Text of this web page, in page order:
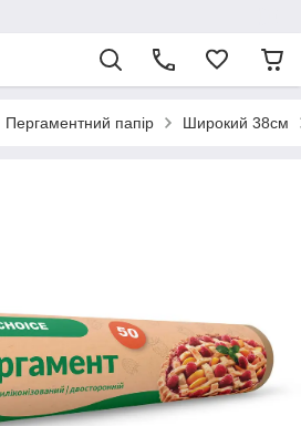
Пергаментний папір Широкий 38см